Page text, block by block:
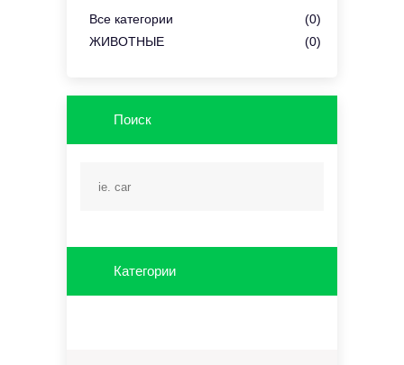
Все категории
(0)
ЖИВОТНЫЕ
(0)
Поиск
Категории